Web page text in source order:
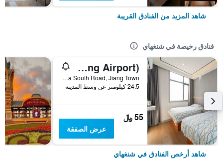
شاهد المزيد من الفنادق القريبة
فنادق رخيصة في شنغهاي
Pod Inn (Shanghai Pudong Airport)
No. 10 Shuizha South Road, Jiang Town, شنغهاي, الصين
24.5 كيلومتر عن وسط المدينة
55 ﷼
عرض الصفقة
شاهد أرخص الفنادق في شنغهاي